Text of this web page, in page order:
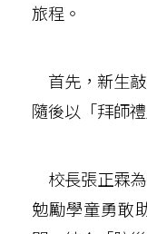
旅程。
首先，新生
隨後以「拜師
校長張正霖
勉勵學童勇敢